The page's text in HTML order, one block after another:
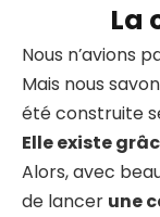
La
Nous n’avions
Mais nous
été construite
Elle existe
Alors, avec
de lancer une